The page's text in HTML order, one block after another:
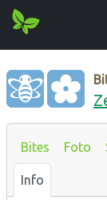
Bites Foto
Info